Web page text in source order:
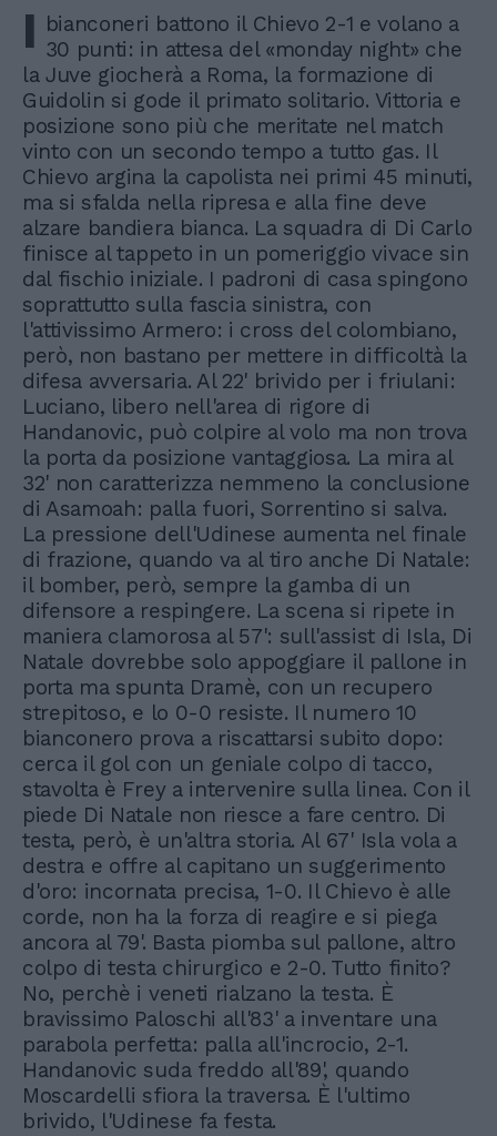
I bianconeri battono il Chievo 2-1 e volano a
30 punti: in attesa del «monday night» che
la Juve giocherà a Roma, la formazione di
Guidolin si gode il primato solitario. Vittoria e
posizione sono più che meritate nel match
vinto con un secondo tempo a tutto gas. Il
Chievo argina la capolista nei primi 45 minuti,
ma si sfalda nella ripresa e alla fine deve
alzare bandiera bianca. La squadra di Di Carlo
finisce al tappeto in un pomeriggio vivace sin
dal fischio iniziale. I padroni di casa spingono
soprattutto sulla fascia sinistra, con
l'attivissimo Armero: i cross del colombiano,
però, non bastano per mettere in difficoltà la
difesa avversaria. Al 22' brivido per i friulani:
Luciano, libero nell'area di rigore di
Handanovic, può colpire al volo ma non trova
la porta da posizione vantaggiosa. La mira al
32' non caratterizza nemmeno la conclusione
di Asamoah: palla fuori, Sorrentino si salva.
La pressione dell'Udinese aumenta nel finale
di frazione, quando va al tiro anche Di Natale:
il bomber, però, sempre la gamba di un
difensore a respingere. La scena si ripete in
maniera clamorosa al 57': sull'assist di Isla, Di
Natale dovrebbe solo appoggiare il pallone in
porta ma spunta Dramè, con un recupero
strepitoso, e lo 0-0 resiste. Il numero 10
bianconero prova a riscattarsi subito dopo:
cerca il gol con un geniale colpo di tacco,
stavolta è Frey a intervenire sulla linea. Con il
piede Di Natale non riesce a fare centro. Di
testa, però, è un'altra storia. Al 67' Isla vola a
destra e offre al capitano un suggerimento
d'oro: incornata precisa, 1-0. Il Chievo è alle
corde, non ha la forza di reagire e si piega
ancora al 79'. Basta piomba sul pallone, altro
colpo di testa chirurgico e 2-0. Tutto finito?
No, perchè i veneti rialzano la testa. È
bravissimo Paloschi all'83' a inventare una
parabola perfetta: palla all'incrocio, 2-1.
Handanovic suda freddo all'89', quando
Moscardelli sfiora la traversa. È l'ultimo
brivido, l'Udinese fa festa.